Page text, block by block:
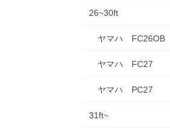
26~30ft
ヤマハ FC26OB
ヤマハ FC27
ヤマハ PC27
31ft~